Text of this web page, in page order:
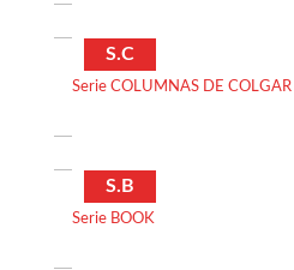
S.C
Serie COLUMNAS DE COLGAR
S.B
Serie BOOK